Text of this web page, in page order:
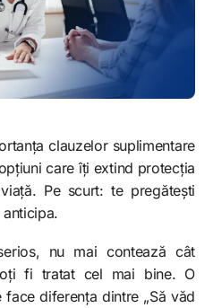
clauzelor suplimentare
care îți extind protecția
Pe scurt: te pregătești
nu mai contează cât
fi tratat cel mai bine. O
diferența dintre „Să văd